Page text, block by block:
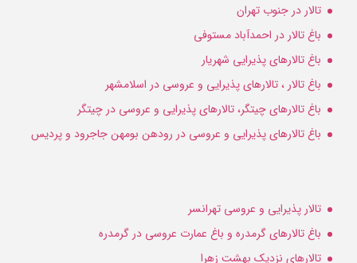
تالار در جنوب تهران
باغ تالار در احمدآباد مستوفی
باغ تالارهای پذیرایی شهریار
باغ تالار ، تالارهای پذیرایی و عروسی در اسلامشهر
باغ تالارهای چیتگر، تالارهای پذیرایی و عروسی در چیتگر
باغ تالارهای پذیرایی و عروسی در رودهن بومهن جاجرود و پردیس
تالار پذیرایی و عروسی تهرانسر
باغ تالارهای گرمدره و باغ عمارت عروسی در گرمدره
تالارهای نزدیک بهشت زهرا